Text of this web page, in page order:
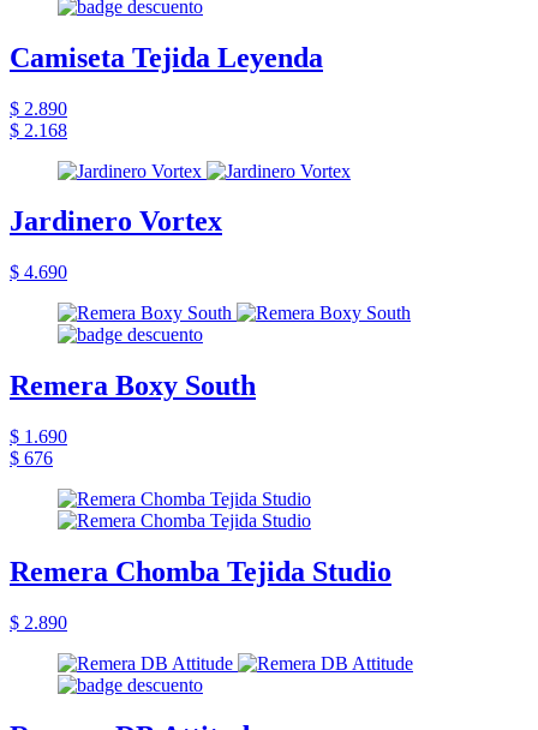
Camiseta Tejida Leyenda
$ 2.890
$ 2.168
Jardinero Vortex
$ 4.690
Remera Boxy South
$ 1.690
$ 676
Remera Chomba Tejida Studio
$ 2.890